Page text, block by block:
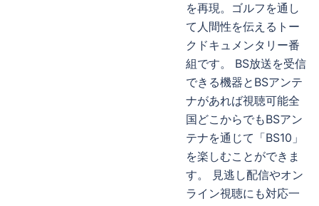
を再現。ゴルフを通し
て人間性を伝えるトー
クドキュメンタリー番
組です。 BS放送を受信
できる機器とBSアンテ
ナがあれば視聴可能全
国どこからでもBSアン
テナを通じて「BS10」
を楽しむことができま
す。 見逃し配信やオン
ライン視聴にも対応一